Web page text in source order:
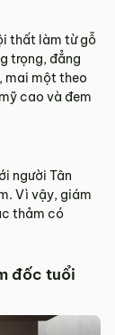
thất làm từ gỗ
trọng, đẳng
mai một theo
cao và đem
người Tân
Vì vậy, giám
thảm có
đốc tuổi